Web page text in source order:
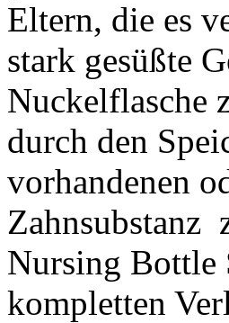
Eltern, die es
stark gesüßte
Nuckelflasche
durch den
vorhandenen
Zahnsubstanz
Nursing Bottle
kompletten